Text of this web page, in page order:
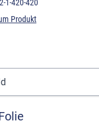
1-420-420
Produkt